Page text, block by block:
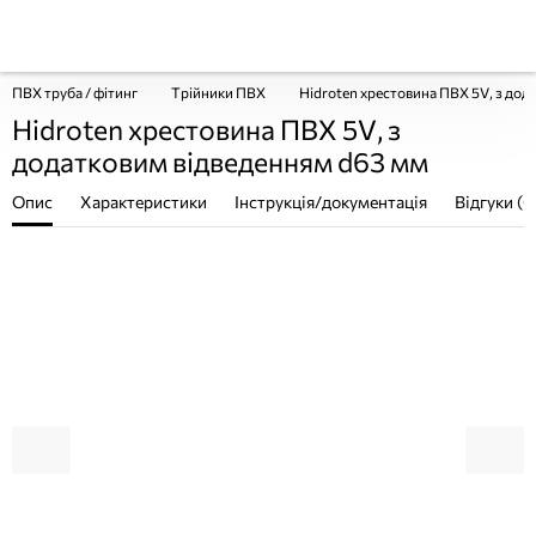
ПВХ труба / фітинг Трійники ПВХ Hidroten хрестовина ПВХ 5V, з
Hidroten хрестовина ПВХ 5V, з
додатковим відведенням d63 мм
Опис Характеристики Інструкція/документація Відгуки